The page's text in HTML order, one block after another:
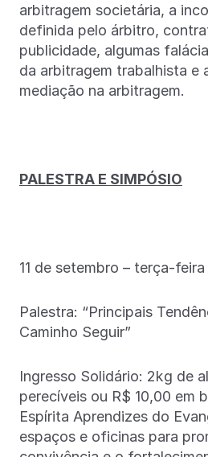
arbitragem societária, a
definida pelo árbitro,
publicidade, algumas
da arbitragem trabalhista e
mediação na arbitragem.
PALESTRA E SIMPÓSIO
11 de setembro – terça-feira
Palestra: “Principais
Caminho Seguir”
Ingresso Solidário: 2kg de
perecíveis ou R$ 10,00 em
Espírita Aprendizes do
espaços e oficinas para